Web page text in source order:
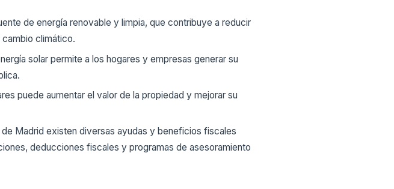
de energía renovable y limpia, que contribuye a reducir
climático.
solar permite a los hogares y empresas generar su
puede aumentar el valor de la propiedad y mejorar su
Madrid existen diversas ayudas y beneficios fiscales
deducciones fiscales y programas de asesoramiento